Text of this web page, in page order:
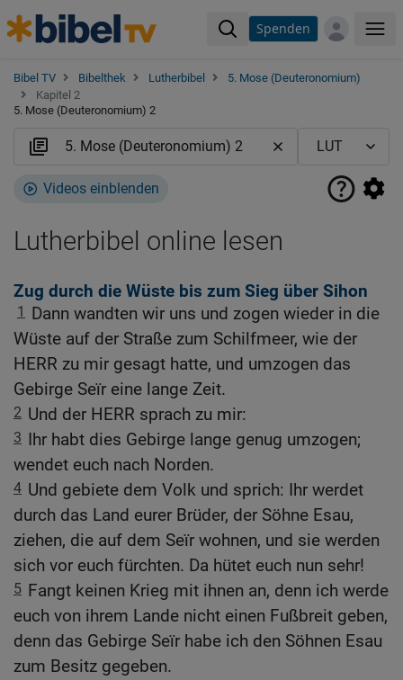
Spenden
Bibel TV Bibelthek Lutherbibel
5. Mose (Deuteronomium)
Kapitel 2
5. Mose (Deuteronomium) 2
Videos einblenden
Lutherbibel online lesen
Zug durch die Wüste bis zum Sieg über Sihon
1
Dann wandten wir uns und zogen wieder in die
Wüste auf der Straße zum Schilfmeer, wie der
HERR zu mir gesagt hatte, und umzogen das
Gebirge Seïr eine lange Zeit.
2 Und der HERR sprach zu mir:
3 Ihr habt dies Gebirge lange genug umzogen;
wendet euch nach Norden.
4 Und gebiete dem Volk und sprich: Ihr werdet
durch das Land eurer Brüder, der Söhne Esau,
ziehen, die auf dem Seïr wohnen, und sie werden
sich vor euch fürchten. Da hütet euch nun sehr!
5 Fangt keinen Krieg mit ihnen an, denn ich werde
euch von ihrem Lande nicht einen Fußbreit geben,
denn das Gebirge Seïr habe ich den Söhnen Esau
zum Besitz gegeben.